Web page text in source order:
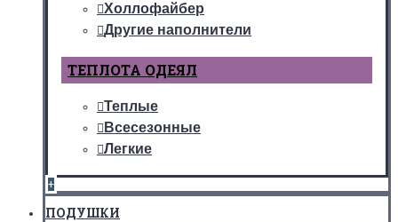
Холлофайбер
Другие наполнители
ТЕПЛОТА ОДЕЯЛ
Теплые
Всесезонные
Легкие
+
ПОДУШКИ